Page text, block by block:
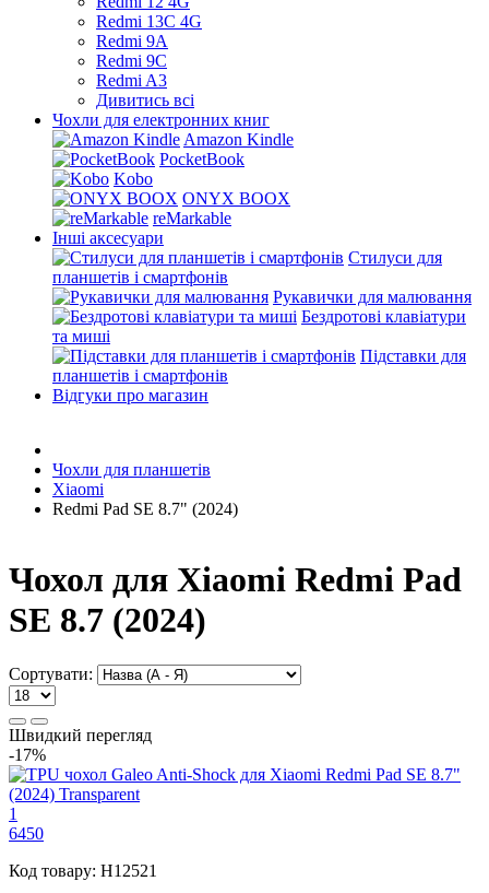
Redmi 13C 4G
Redmi 9A
Redmi 9C
Redmi A3
Дивитись всі
Чохли для електронних книг
Amazon Kindle
PocketBook
Kobo
ONYX BOOX
reMarkable
Інші аксесуари
Стилуси для
планшетів і смартфонів
Рукавички для малювання
Бездротові клавіатури
та миші
Підставки для
планшетів і смартфонів
Відгуки про магазин
Чохли для планшетів
Xiaomi
Redmi Pad SE 8.7" (2024)
Чохол для Xiaomi Redmi Pad
SE 8.7 (2024)
Сортувати:
Швидкий перегляд
-17%
1
6450
Код товару: H12521